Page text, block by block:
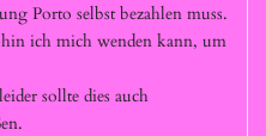
Porto selbst bezahlen muss.
ich mich wenden kann, um
sollte dies auch